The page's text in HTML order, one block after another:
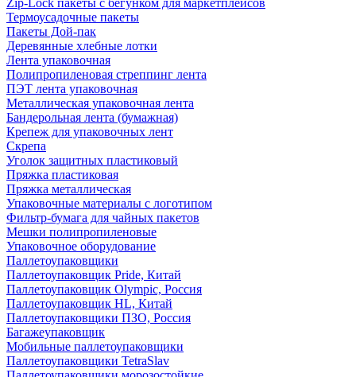
Zip-Lock пакеты с бегунком для маркетплейсов
Термоусадочные пакеты
Пакеты Дой-пак
Деревянные хлебные лотки
Лента упаковочная
Полипропиленовая стреппинг лента
ПЭТ лента упаковочная
Металлическая упаковочная лента
Бандерольная лента (бумажная)
Крепеж для упаковочных лент
Скрепа
Уголок защитных пластиковый
Пряжка пластиковая
Пряжка металлическая
Упаковочные материалы с логотипом
Фильтр-бумага для чайных пакетов
Мешки полипропиленовые
Упаковочное оборудование
Паллетоупаковщики
Паллетоупаковщик Pride, Китай
Паллетоупаковщик Olympic, Россия
Паллетоупаковщик HL, Китай
Паллетоупаковщики ПЗО, Россия
Багажеупаковщик
Мобильные паллетоупаковщики
Паллетоупаковщики TetraSlav